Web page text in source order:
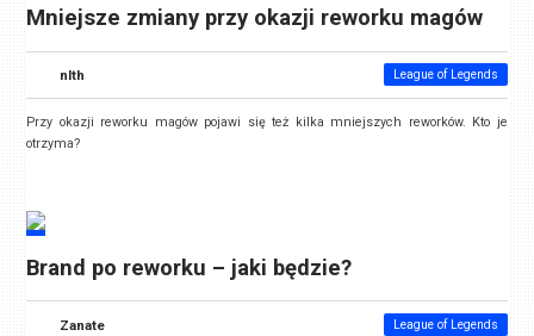
Mniejsze zmiany przy okazji reworku magów
nlth League of Legends
Przy okazji reworku magów pojawi się też kilka mniejszych reworków. Kto je
otrzyma?
Brand po reworku – jaki będzie?
Zanate League of Legends